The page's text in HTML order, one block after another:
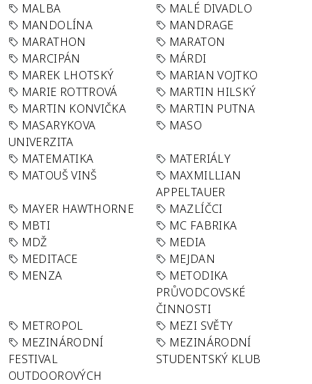
MALBA
MALÉ DIVADLO
MANDOLÍNA
MANDRAGE
MARATHON
MARATON
MARCIPÁN
MÁRDI
MAREK LHOTSKÝ
MARIAN VOJTKO
MARIE ROTTROVÁ
MARTIN HILSKÝ
MARTIN KONVIČKA
MARTIN PUTNA
MASARYKOVA
UNIVERZITA
MASO
MATEMATIKA
MATERIÁLY
MATOUŠ VINŠ
MAXMILLIAN
APPELTAUER
MAYER HAWTHORNE
MAZLÍČCI
MBTI
MC FABRIKA
MDŽ
MEDIA
MEDITACE
MEJDAN
MENZA
METODIKA
PRŮVODCOVSKÉ
ČINNOSTI
METROPOL
MEZI SVĚTY
MEZINÁRODNÍ
FESTIVAL
OUTDOOROVÝCH
MEZINÁRODNÍ
STUDENTSKÝ KLUB